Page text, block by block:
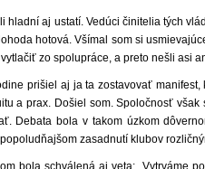
aj ustatí. Vedúci činitelia tých
hotová. Všímal som si
zo spolupráce, a preto nešli asi
prišiel aj ja ta zostavovať manifest,
a prax. Došiel som. Spoločnosť však
Debata bola v takom úzkom
zasadnutí klubov